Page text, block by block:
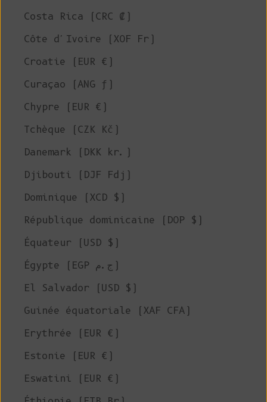
Costa Rica (CRC ₡)
Côte d'Ivoire (XOF Fr)
Croatie (EUR €)
Curaçao (ANG ƒ)
Chypre (EUR €)
Tchèque (CZK Kč)
Danemark (DKK kr.)
Djibouti (DJF Fdj)
Dominique (XCD $)
République dominicaine (DOP $)
Équateur (USD $)
Égypte (EGP ج.م)
El Salvador (USD $)
Guinée équatoriale (XAF CFA)
Erythrée (EUR €)
Estonie (EUR €)
Eswatini (EUR €)